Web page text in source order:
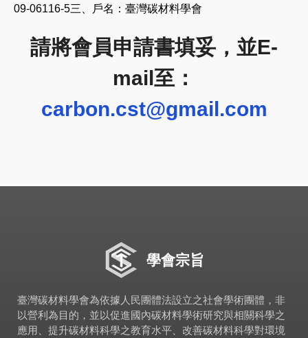
09-06116-5 ​三、戶名：臺灣碳材料學會
請將會員申請書填妥，並E-
mail至：
carbon.cst@gmail.com
學會宗旨
臺灣碳材料學會為依據人民團體法設立之社會學術團體，非
以營利為目的，並以促進國內碳材料學術研究與相關科學之
應用、提升碳材料科學之教育水平、改善碳材料科學對環境